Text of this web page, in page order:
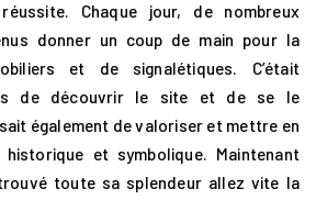
Chaque jour, de nombreux
donner un coup de main pour la
et de signalétiques. C’était
de découvrir le site et de se le
également de valoriser et mettre en
et symbolique. Maintenant
toute sa splendeur allez vite la